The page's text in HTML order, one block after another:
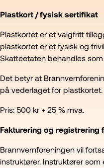
Plastkort / fysisk sertifikat
Plastkortet er et valgfritt
plastkortet er et fysisk og
Skatteetaten behandles
Det betyr at
på vederlaget for plastkortet.
Pris: 500 kr + 25 % mva.
Fakturering og registrering
Brannvernforeningen vil
instruktører. Instruktører som